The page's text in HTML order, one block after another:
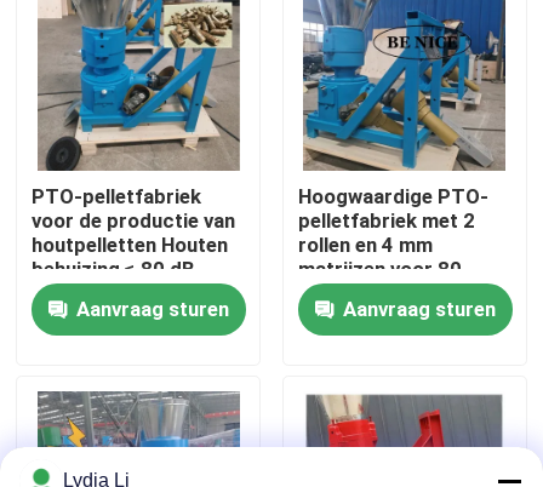
Over ons
Fabrieksreis
Kwaliteitscontrole
Contacteer ons
Vraag een offerte aan
De Machine van de korrelmolen
Houtpelletfabriek
PTO-pelletfabriek
voor de productie van
houtpelletten Houten
behuizing ≤ 80 dB
Aanvraag sturen
Hoogwaardige PTO-
pelletfabriek met 2
rollen en 4 mm
matrijzen voor 80-
1000 kg/h Productie
Aanvraag sturen
Lydia Li